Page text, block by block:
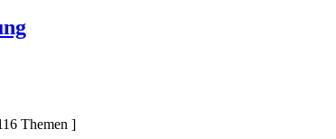
Themen ]